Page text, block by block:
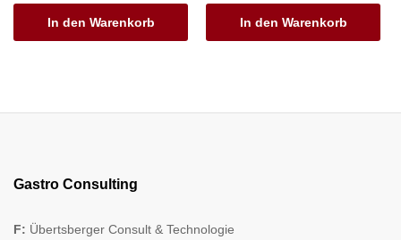
In den Warenkorb In den Warenkorb
Gastro Consulting
F: Übertsberger Consult & Technologie